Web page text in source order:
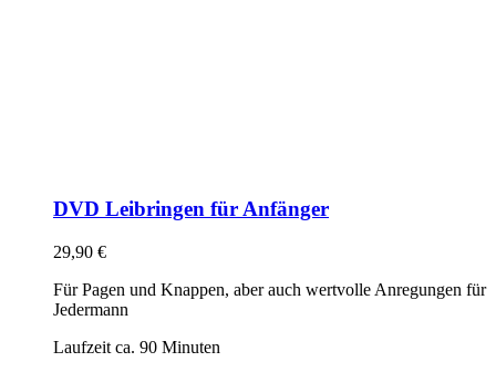
DVD Leibringen für Anfänger
29,90 €
Für Pagen und Knappen, aber auch wertvolle Anregungen für
Jedermann
Laufzeit ca. 90 Minuten